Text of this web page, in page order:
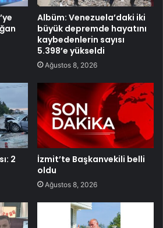
Albüm: Venezuela’daki iki
büyük depremde hayatını
kaybedenlerin sayısı
5.398’e yükseldi
Ağustos 8, 2026
2
İzmit’te Başkanvekili belli
oldu
Ağustos 8, 2026